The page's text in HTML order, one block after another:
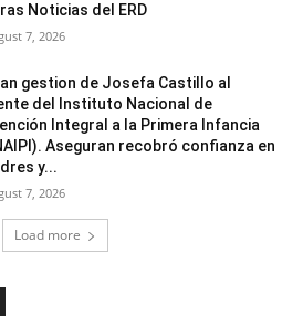
Noticias del ERD
7, 2026
gestion de Josefa Castillo al
del Instituto Nacional de
Integral a la Primera Infancia
Aseguran recobró confianza en
y...
7, 2026
Load more